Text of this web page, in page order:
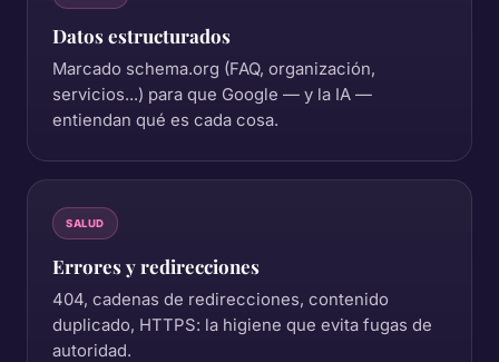
Datos estructurados
Marcado schema.org (FAQ, organización,
servicios...) para que Google — y la IA —
entiendan qué es cada cosa.
SALUD
Errores y redirecciones
404, cadenas de redirecciones, contenido
duplicado, HTTPS: la higiene que evita fugas de
autoridad.